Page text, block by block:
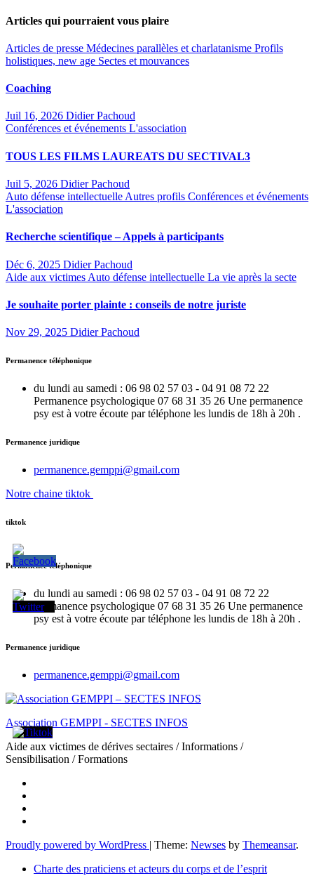
Articles qui pourraient vous plaire
Articles de presse Médecines parallèles et charlatanisme Profils
holistiques, new age Sectes et mouvances
Coaching
Juil 16, 2026 Didier Pachoud
Conférences et événements L'association
TOUS LES FILMS LAUREATS DU SECTIVAL3
Juil 5, 2026 Didier Pachoud
Auto défense intellectuelle Autres profils Conférences et événements
L'association
Recherche scientifique – Appels à participants
Déc 6, 2025 Didier Pachoud
Aide aux victimes Auto défense intellectuelle La vie après la secte
Je souhaite porter plainte : conseils de notre juriste
Nov 29, 2025 Didier Pachoud
Permanence téléphonique
du lundi au samedi : 06 98 02 57 03 - 04 91 08 72 22
Permanence psychologique 07 68 31 35 26 Une permanence
psy est à votre écoute par téléphone les lundis de 18h à 20h .
Permanence juridique
permanence.gemppi@gmail.com
Notre chaine tiktok
tiktok
Permanence téléphonique
du lundi au samedi : 06 98 02 57 03 - 04 91 08 72 22
Permanence psychologique 07 68 31 35 26 Une permanence
psy est à votre écoute par téléphone les lundis de 18h à 20h .
Permanence juridique
permanence.gemppi@gmail.com
Association GEMPPI - SECTES INFOS
Aide aux victimes de dérives sectaires / Informations /
Sensibilisation / Formations
Proudly powered by WordPress | Theme: Newses by Themeansar.
Charte des praticiens et acteurs du corps et de l’esprit